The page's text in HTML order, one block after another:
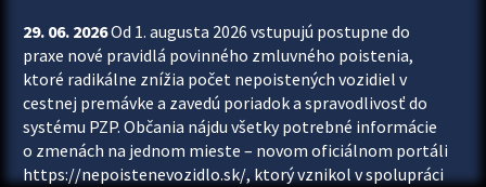
29. 06. 2026Od 1. augusta 2026 vstupujú postupne do
praxe nové pravidlá povinného zmluvného poistenia,
ktoré radikálne znížia počet nepoistených vozidiel v
cestnej premávke a zavedú poriadok a spravodlivosť do
systému PZP. Občania nájdu všetky potrebné informácie
o zmenách na jednom mieste – novom oficiálnom portáli
https://nepoistenevozidlo.sk/, ktorý vznikol v spolupráci